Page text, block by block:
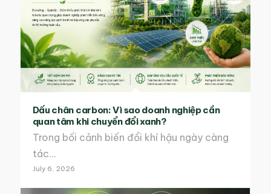
Dấu chân carbon: Vì sao doanh nghiệp cần
quan tâm khi chuyển đổi xanh?
Trong bối cảnh biến đổi khí hậu ngày càng
tác…
July 6, 2026